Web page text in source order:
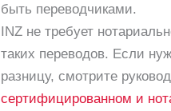
быть переводчиками.
INZ не требует
таких переводов. Если
разницу, смотрите
сертифицированном и